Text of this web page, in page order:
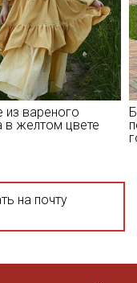
из вареного
в желтом цвете
на почту